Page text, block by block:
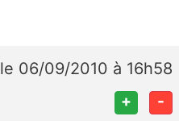
le 06/09/2010 à 16h58
+ -